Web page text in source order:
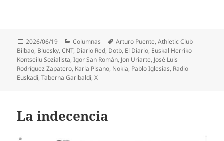
Publicado
el
2026/06/19 Categorías
Columnas Etiquetas
Arturo Puente,Athletic Club
Bilbao, Bluesky,CNT, Diario Red, Dotb, El Diario, Euskal Herriko
Kontseilu Sozialista,Igor San Román, Jon Uriarte, José Luis
Rodríguez Zapatero, Karla Pisano, Nokia, Pablo Iglesias, Radio
Euskadi,Taberna Garibaldi,X
La indecencia